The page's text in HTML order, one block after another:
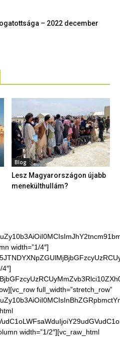
– 2022 december
Blog
Lesz Magyarországon újabb
menekülthullám?
width=”1/4″]
full_width=”stretch_row”
width=”1/2″][vc_raw_html